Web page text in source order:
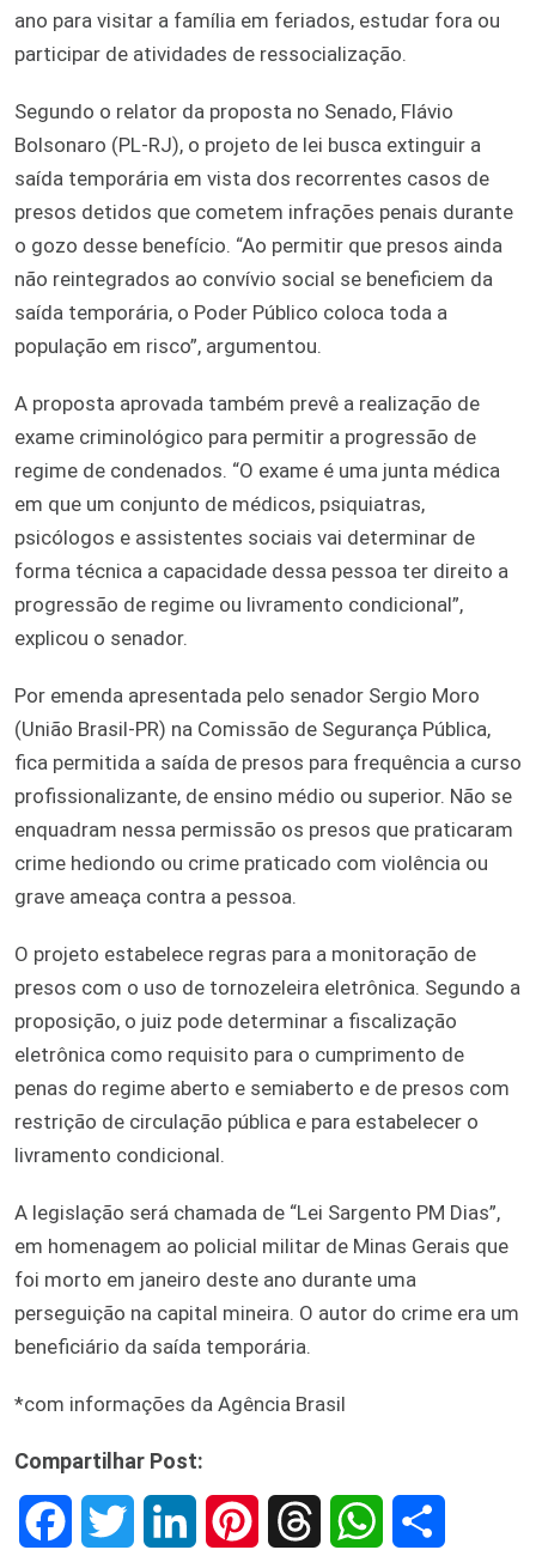
ano para visitar a família em feriados, estudar fora ou
participar de atividades de ressocialização.
Segundo o relator da proposta no Senado, Flávio
Bolsonaro (PL-RJ), o projeto de lei busca extinguir a
saída temporária em vista dos recorrentes casos de
presos detidos que cometem infrações penais durante
o gozo desse benefício. “Ao permitir que presos ainda
não reintegrados ao convívio social se beneficiem da
saída temporária, o Poder Público coloca toda a
população em risco”, argumentou.
A proposta aprovada também prevê a realização de
exame criminológico para permitir a progressão de
regime de condenados. “O exame é uma junta médica
em que um conjunto de médicos, psiquiatras,
psicólogos e assistentes sociais vai determinar de
forma técnica a capacidade dessa pessoa ter direito a
progressão de regime ou livramento condicional”,
explicou o senador.
Por emenda apresentada pelo senador Sergio Moro
(União Brasil-PR) na Comissão de Segurança Pública,
fica permitida a saída de presos para frequência a curso
profissionalizante, de ensino médio ou superior. Não se
enquadram nessa permissão os presos que praticaram
crime hediondo ou crime praticado com violência ou
grave ameaça contra a pessoa.
O projeto estabelece regras para a monitoração de
presos com o uso de tornozeleira eletrônica. Segundo a
proposição, o juiz pode determinar a fiscalização
eletrônica como requisito para o cumprimento de
penas do regime aberto e semiaberto e de presos com
restrição de circulação pública e para estabelecer o
livramento condicional.
A legislação será chamada de “Lei Sargento PM Dias”,
em homenagem ao policial militar de Minas Gerais que
foi morto em janeiro deste ano durante uma
perseguição na capital mineira. O autor do crime era um
beneficiário da saída temporária.
*com informações da Agência Brasil
Compartilhar Post: